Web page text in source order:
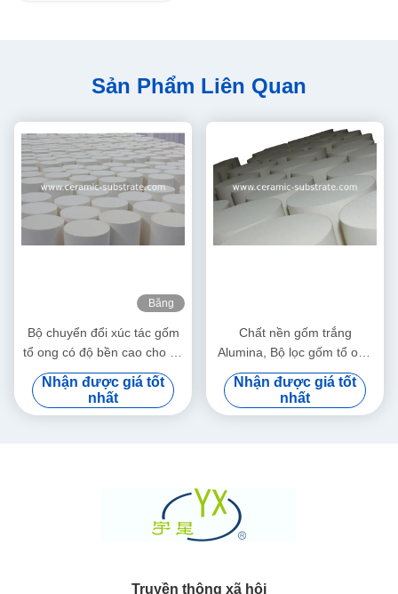
Sản Phẩm Liên Quan
Băng
Bộ chuyển đổi xúc tác gốm
tổ ong có độ bền cao cho bộ
lọc Soot
Nhận được giá tốt
nhất
Chất nền gốm trắng
Alumina, Bộ lọc gốm tổ ong
cho ô tô / xe máy
Nhận được giá tốt
nhất
Truyền thông xã hội